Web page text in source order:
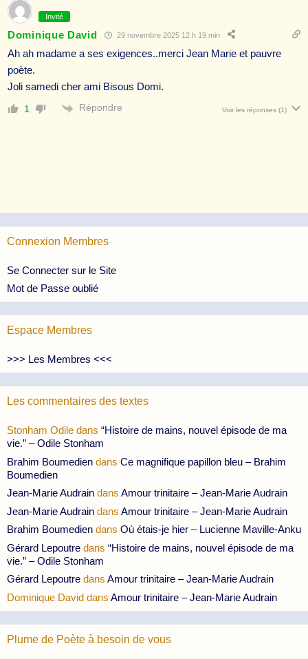
Invité
Dominique David 29 novembre 2025 12 h 19 min
Ah ah madame a ses exigences..merci Jean Marie et pauvre
poète.
Joli samedi cher ami Bisous Domi.
1 Répondre Voir les réponses (1)
Connexion Membres
Se Connecter sur le Site
Mot de Passe oublié
Espace Membres
>>> Les Membres <<<
Les commentaires des textes
Stonham Odile dans “Histoire de mains, nouvel épisode de ma
vie.” – Odile Stonham
Brahim Boumedien dans Ce magnifique papillon bleu – Brahim
Boumedien
Jean-Marie Audrain dans Amour trinitaire – Jean-Marie Audrain
Jean-Marie Audrain dans Amour trinitaire – Jean-Marie Audrain
Brahim Boumedien dans Où étais-je hier – Lucienne Maville-Anku
Gérard Lepoutre dans “Histoire de mains, nouvel épisode de ma
vie.” – Odile Stonham
Gérard Lepoutre dans Amour trinitaire – Jean-Marie Audrain
Dominique David dans Amour trinitaire – Jean-Marie Audrain
Plume de Poète à besoin de vous